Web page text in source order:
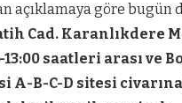
açıklamaya göre bugün
Cad. Karanlıkdere
saatleri arası ve
A-B-C-D sitesi civarına